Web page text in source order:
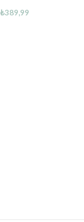
₺389,99